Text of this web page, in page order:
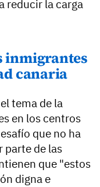
reducir la carga
inmigrantes
canaria
tema de la
en los centros
que no ha
parte de las
que "estos
digna e